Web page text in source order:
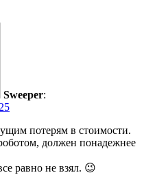
Sweeper:
потерям в стоимости.
должен понадежнее
равно не взял. 😉